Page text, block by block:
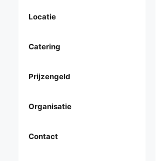
Locatie
Catering
Prijzengeld
Organisatie
Contact